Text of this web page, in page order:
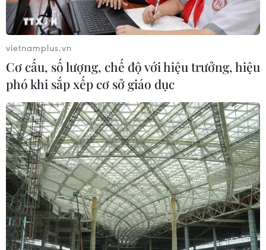
vietnamplus.vn
Cơ cấu, số lượng, chế độ với hiệu trưởng, hiệu
phó khi sắp xếp cơ sở giáo dục